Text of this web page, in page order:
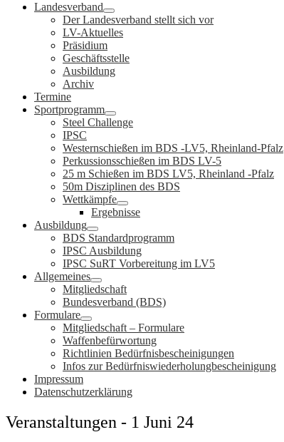
Landesverband
Der Landesverband stellt sich vor
LV-Aktuelles
Präsidium
Geschäftsstelle
Ausbildung
Archiv
Termine
Sportprogramm
Steel Challenge
IPSC
Westernschießen im BDS -LV5, Rheinland-Pfalz
Perkussionsschießen im BDS LV-5
25 m Schießen im BDS LV5, Rheinland -Pfalz
50m Disziplinen des BDS
Wettkämpfe
Ergebnisse
Ausbildung
BDS Standardprogramm
IPSC Ausbildung
IPSC SuRT Vorbereitung im LV5
Allgemeines
Mitgliedschaft
Bundesverband (BDS)
Formulare
Mitgliedschaft – Formulare
Waffenbefürwortung
Richtlinien Bedürfnisbescheinigungen
Infos zur Bedürfniswiederholungbescheinigung
Impressum
Datenschutzerklärung
Veranstaltungen - 1 Juni 24